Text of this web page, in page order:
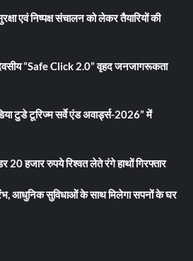
एवं निष्पक्ष संचालन को लेकर तैयारियों की
“Safe Click 2.0” वृहद जनजागरूकता
टुडे टूरिज्म सर्वे एंड अवार्ड्स-2026” में
20 हजार रुपये रिश्वत लेते रंगे हाथों गिरफ्तार
आधुनिक सुविधाओं के साथ मिलेगा सपनों के घर